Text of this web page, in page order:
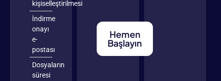
kişiselleştirilmesi
İndirme
onayı
e-
postası
Dosyaların
süresi
Hemen
Başlayın